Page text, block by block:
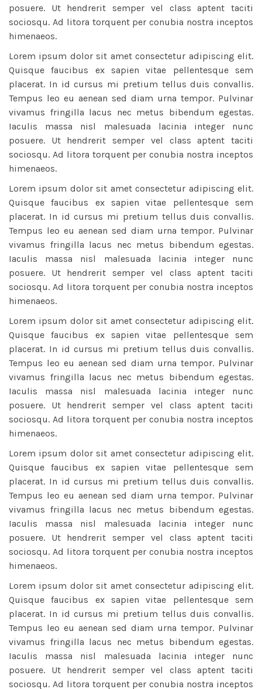
posuere. Ut hendrerit semper vel class aptent taciti
sociosqu. Ad litora torquent per conubia nostra inceptos
himenaeos.
Lorem ipsum dolor sit amet consectetur adipiscing elit.
Quisque faucibus ex sapien vitae pellentesque sem
placerat. In id cursus mi pretium tellus duis convallis.
Tempus leo eu aenean sed diam urna tempor. Pulvinar
vivamus fringilla lacus nec metus bibendum egestas.
Iaculis massa nisl malesuada lacinia integer nunc
posuere. Ut hendrerit semper vel class aptent taciti
sociosqu. Ad litora torquent per conubia nostra inceptos
himenaeos.
Lorem ipsum dolor sit amet consectetur adipiscing elit.
Quisque faucibus ex sapien vitae pellentesque sem
placerat. In id cursus mi pretium tellus duis convallis.
Tempus leo eu aenean sed diam urna tempor. Pulvinar
vivamus fringilla lacus nec metus bibendum egestas.
Iaculis massa nisl malesuada lacinia integer nunc
posuere. Ut hendrerit semper vel class aptent taciti
sociosqu. Ad litora torquent per conubia nostra inceptos
himenaeos.
Lorem ipsum dolor sit amet consectetur adipiscing elit.
Quisque faucibus ex sapien vitae pellentesque sem
placerat. In id cursus mi pretium tellus duis convallis.
Tempus leo eu aenean sed diam urna tempor. Pulvinar
vivamus fringilla lacus nec metus bibendum egestas.
Iaculis massa nisl malesuada lacinia integer nunc
posuere. Ut hendrerit semper vel class aptent taciti
sociosqu. Ad litora torquent per conubia nostra inceptos
himenaeos.
Lorem ipsum dolor sit amet consectetur adipiscing elit.
Quisque faucibus ex sapien vitae pellentesque sem
placerat. In id cursus mi pretium tellus duis convallis.
Tempus leo eu aenean sed diam urna tempor. Pulvinar
vivamus fringilla lacus nec metus bibendum egestas.
Iaculis massa nisl malesuada lacinia integer nunc
posuere. Ut hendrerit semper vel class aptent taciti
sociosqu. Ad litora torquent per conubia nostra inceptos
himenaeos.
Lorem ipsum dolor sit amet consectetur adipiscing elit.
Quisque faucibus ex sapien vitae pellentesque sem
placerat. In id cursus mi pretium tellus duis convallis.
Tempus leo eu aenean sed diam urna tempor. Pulvinar
vivamus fringilla lacus nec metus bibendum egestas.
Iaculis massa nisl malesuada lacinia integer nunc
posuere. Ut hendrerit semper vel class aptent taciti
sociosqu. Ad litora torquent per conubia nostra inceptos